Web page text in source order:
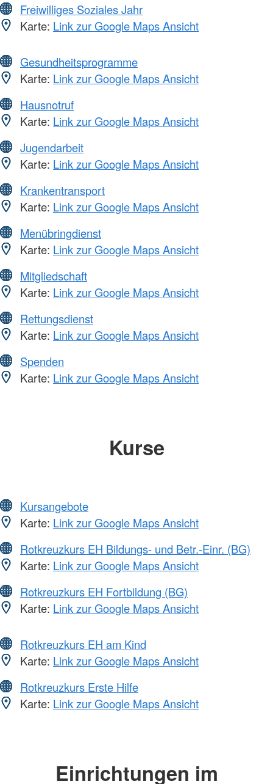
Freiwilliges Soziales Jahr
Karte: Link zur Google Maps Ansicht
Gesundheitsprogramme
Karte: Link zur Google Maps Ansicht
Hausnotruf
Karte: Link zur Google Maps Ansicht
Jugendarbeit
Karte: Link zur Google Maps Ansicht
Krankentransport
Karte: Link zur Google Maps Ansicht
Menübringdienst
Karte: Link zur Google Maps Ansicht
Mitgliedschaft
Karte: Link zur Google Maps Ansicht
Rettungsdienst
Karte: Link zur Google Maps Ansicht
Spenden
Karte: Link zur Google Maps Ansicht
Kurse
Kursangebote
Karte: Link zur Google Maps Ansicht
Rotkreuzkurs EH Bildungs- und Betr.-Einr. (BG)
Karte: Link zur Google Maps Ansicht
Rotkreuzkurs EH Fortbildung (BG)
Karte: Link zur Google Maps Ansicht
Rotkreuzkurs EH am Kind
Karte: Link zur Google Maps Ansicht
Rotkreuzkurs Erste Hilfe
Karte: Link zur Google Maps Ansicht
Einrichtungen im